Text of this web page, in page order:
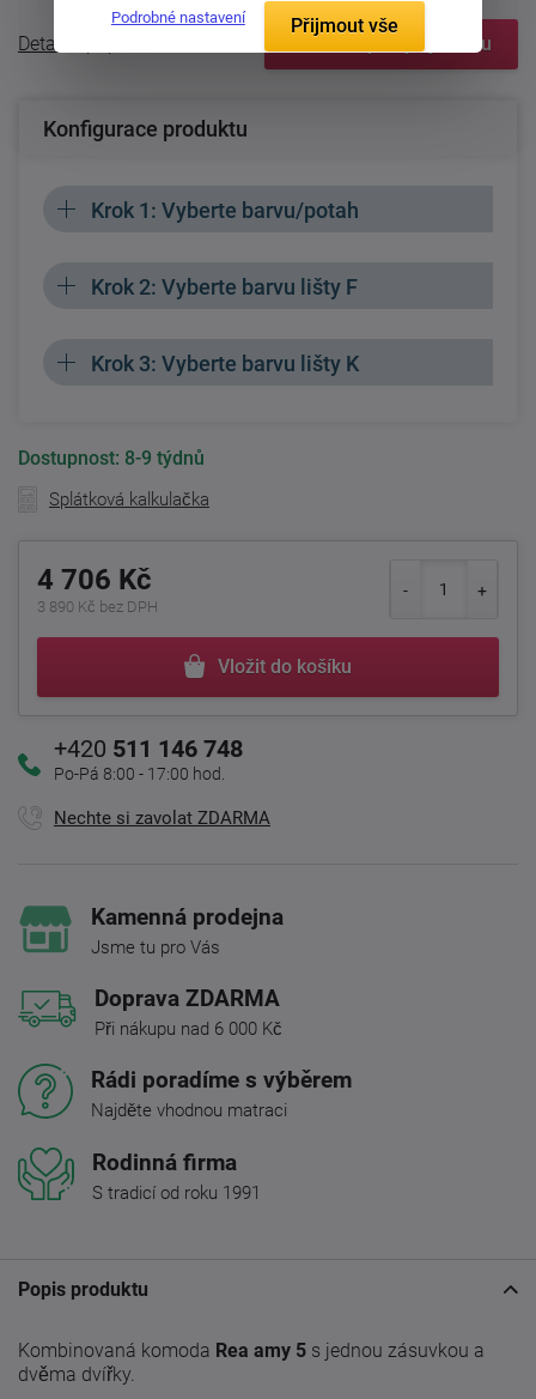
Detailní popis Zobrazit prvky systému
Konfigurace produktu
Krok 1: Vyberte barvu/potah
Krok 2: Vyberte barvu lišty F
Krok 3: Vyberte barvu lišty K
Dostupnost: 8-9 týdnů
Splátková kalkulačka
4 706 Kč
3 890 Kč bez DPH
Vložit do košíku
+420 511 146 748
Po-Pá 8:00 - 17:00 hod.
Nechte si zavolat ZDARMA
Kamenná prodejna
Jsme tu pro Vás
Doprava ZDARMA
Při nákupu nad 6 000 Kč
Rádi poradíme s výběrem
Najděte vhodnou matraci
Rodinná firma
S tradicí od roku 1991
Popis produktu
Kombinovaná komoda Rea amy 5 s jednou zásuvkou a
dvěma dvířky.
Podrobné nastavení Přijmout vše